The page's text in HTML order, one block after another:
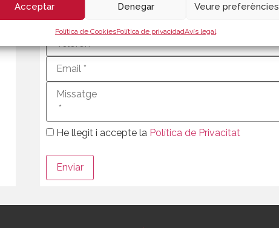
Acceptar Denegar Veure preferències
Política de CookiesPolítica de privacidadAvís legal
He llegit i accepte la Política de Privacitat